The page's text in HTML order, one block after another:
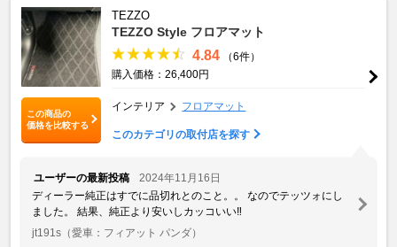
この商品の
価格を比較する
TEZZO
TEZZO Style フロアマット
4.84
（6件）
購入価格：26,400円
インテリア フロアマット
このカテゴリの取付店を探す
ユーザーの最新投稿
2024年11月16日
ディーラー純正はすでに品切れとのこと。。 なのでテッツォにし
ました。 結果、純正より安いしカッコいい‼️
jt191s （愛車：フィアット パンダ）